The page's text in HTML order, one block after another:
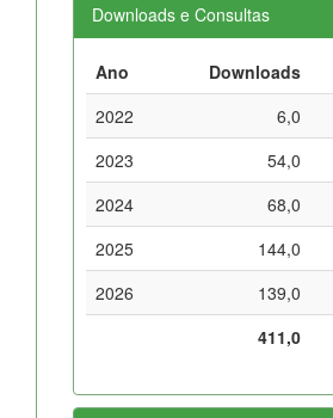
Downloads e Consultas
Ano Downloads
2022
6,0
2023
54,0
2024
68,0
2025
144,0
2026
139,0
411,0